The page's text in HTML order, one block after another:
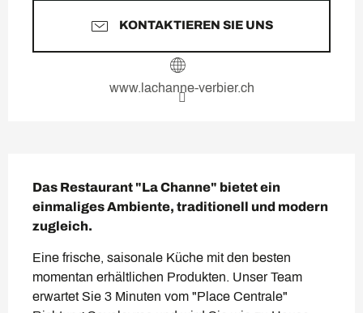
KONTAKTIEREN SIE UNS
www.lachanne-verbier.ch
Das Restaurant "La Channe" bietet ein
einmaliges Ambiente, traditionell und modern
zugleich.
Eine frische, saisonale Küche mit den besten
momentan erhältlichen Produkten. Unser Team
erwartet Sie 3 Minuten vom "Place Centrale"